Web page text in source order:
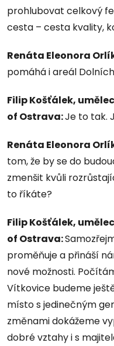
prohlubovat celkový
cesta – cesta kvality,
Renáta Eleonora
pomáhá i areál
Filip Košťálek,
of Ostrava:Je to tak.
Renáta Eleonora
tom, že by se do
zmenšit kvůli
to říkáte?
Filip Košťálek,
of Ostrava:
proměňuje a přináší
nové možnosti.
Vítkovice budeme
místo s jedinečným
změnami dokážeme
dobré vztahy i s